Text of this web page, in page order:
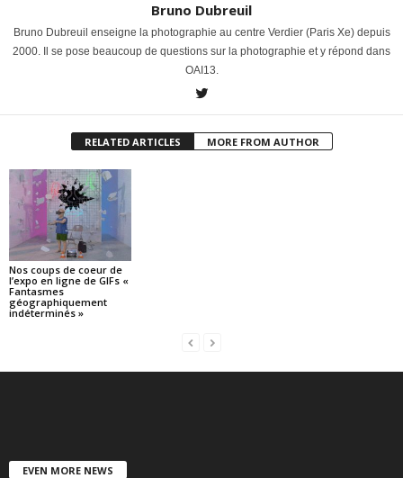
Bruno Dubreuil
Bruno Dubreuil enseigne la photographie au centre Verdier (Paris Xe) depuis
2000. Il se pose beaucoup de questions sur la photographie et y répond dans
OAI13.
RELATED ARTICLES MORE FROM AUTHOR
Nos coups de coeur de
l’expo en ligne de GIFs «
Fantasmes
géographiquement
indéterminés »
EVEN MORE NEWS